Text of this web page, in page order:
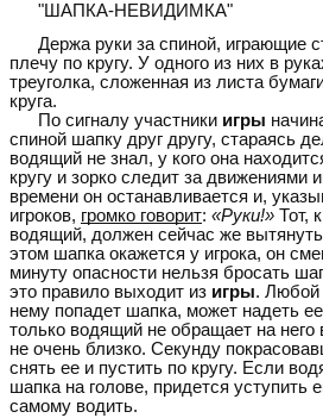
"ШАПКА-НЕВИДИМКА"
Держа руки за спиной, играющие
плечу по кругу. У одного из них в
треуголка, сложенная из листа
круга.
По сигналу участники игры
спиной шапку друг другу, стараясь
водящий не знал, у кого она
кругу и зорко следит за движениями
времени он останавливается и,
игроков, громко говорит: «Руки!» Тот,
водящий, должен сейчас же
этом шапка окажется у игрока, он
минуту опасности нельзя бросать
это правило выходит из игры. Любой
нему попадет шапка, может надеть
только водящий не обращает на него
не очень близко. Секунду
снять ее и пустить по кругу. Если
шапка на голове, придется уступить
самому водить.